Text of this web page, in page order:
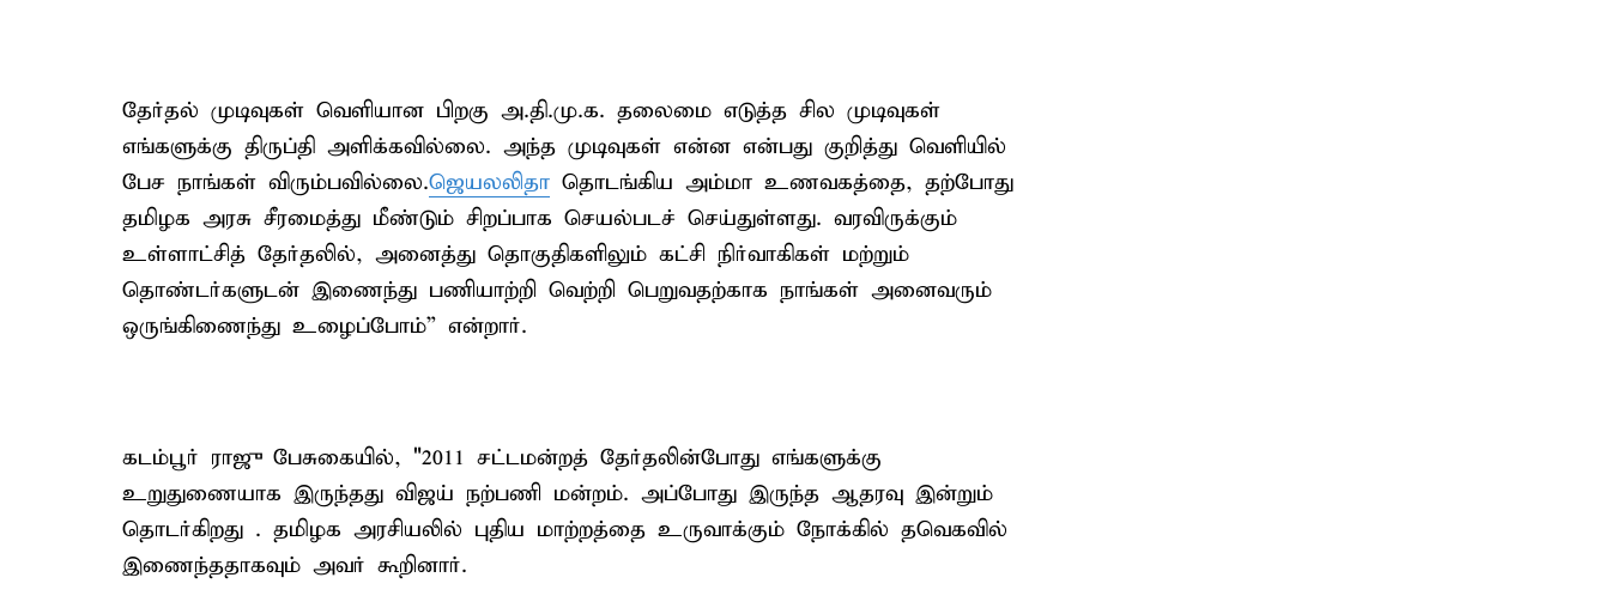
தேர்தல் முடிவுகள் வெளியான பிறகு அ.தி.மு.க. தலைமை எடுத்த சில முடிவுகள்
எங்களுக்கு திருப்தி அளிக்கவில்லை. அந்த முடிவுகள் என்ன என்பது குறித்து வெளியில்
பேச நாங்கள் விரும்பவில்லை.ஜெயலலிதா தொடங்கிய அம்மா உணவகத்தை, தற்போது
தமிழக அரசு சீரமைத்து மீண்டும் சிறப்பாக செயல்படச் செய்துள்ளது. வரவிருக்கும்
உள்ளாட்சித் தேர்தலில், அனைத்து தொகுதிகளிலும் கட்சி நிர்வாகிகள் மற்றும்
தொண்டர்களுடன் இணைந்து பணியாற்றி வெற்றி பெறுவதற்காக நாங்கள் அனைவரும்
ஒருங்கிணைந்து உழைப்போம்” என்றார்.
கடம்பூர் ராஜு பேசுகையில், "2011 சட்டமன்றத் தேர்தலின்போது எங்களுக்கு
உறுதுணையாக இருந்தது விஜய் நற்பணி மன்றம். அப்போது இருந்த ஆதரவு இன்றும்
தொடர்கிறது . தமிழக அரசியலில் புதிய மாற்றத்தை உருவாக்கும் நோக்கில் தவெகவில்
இணைந்ததாகவும் அவர் கூறினார்.